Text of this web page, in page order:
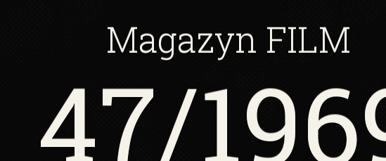
Magazyn FILM
47/